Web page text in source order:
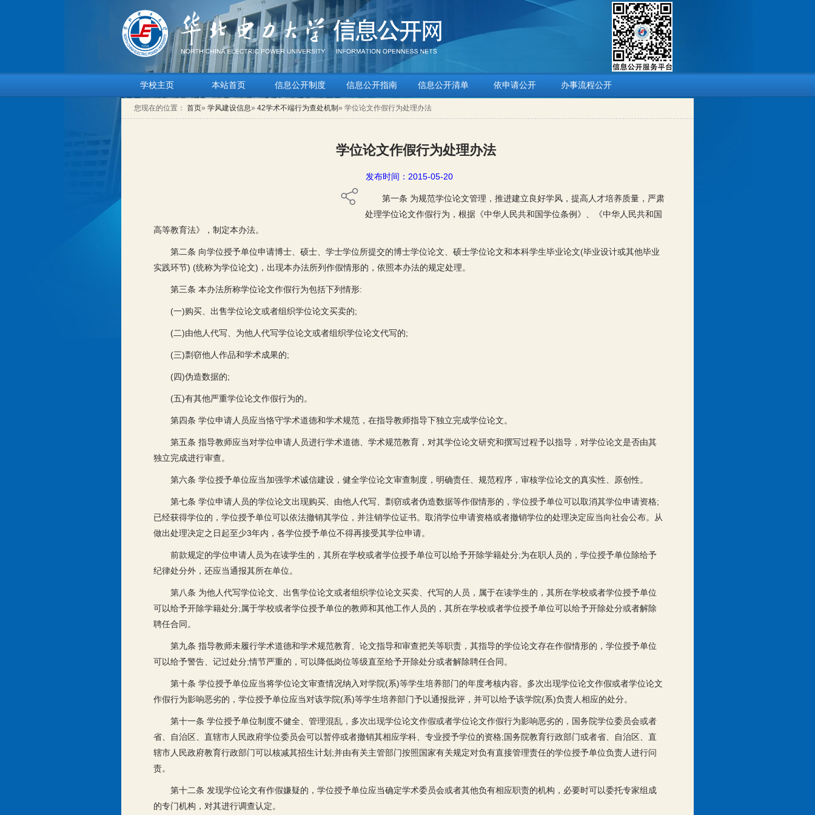
学校主页 本站首页 信息公开制度 信息公开指南 信息公开清单 依申请公开 办事流程公开
您现在的位置： 首页» 学风建设信息» 42学术不端行为查处机制 » 学位论文作假行为处理办法
学位论文作假行为处理办法
发布时间：2015-05-20
第一条 为规范学位论文管理，推进建立良好学风，提高人才培养质量，严肃
处理学位论文作假行为，根据《中华人民共和国学位条例》、《中华人民共和国
高等教育法》，制定本办法。
第二条 向学位授予单位申请博士、硕士、学士学位所提交的博士学位论文、硕士学位论文和本科学生毕业论文(毕业设计或其他毕业
实践环节) (统称为学位论文)，出现本办法所列作假情形的，依照本办法的规定处理。
第三条 本办法所称学位论文作假行为包括下列情形:
(一)购买、出售学位论文或者组织学位论文买卖的;
(二)由他人代写、为他人代写学位论文或者组织学位论文代写的;
(三)剽窃他人作品和学术成果的;
(四)伪造数据的;
(五)有其他严重学位论文作假行为的。
第四条 学位申请人员应当恪守学术道德和学术规范，在指导教师指导下独立完成学位论文。
第五条 指导教师应当对学位申请人员进行学术道德、学术规范教育，对其学位论文研究和撰写过程予以指导，对学位论文是否由其
独立完成进行审查。
第六条 学位授予单位应当加强学术诚信建设，健全学位论文审查制度，明确责任、规范程序，审核学位论文的真实性、原创性。
第七条 学位申请人员的学位论文出现购买、由他人代写、剽窃或者伪造数据等作假情形的，学位授予单位可以取消其学位申请资格;
已经获得学位的，学位授予单位可以依法撤销其学位，并注销学位证书。取消学位申请资格或者撤销学位的处理决定应当向社会公布。从
做出处理决定之日起至少3年内，各学位授予单位不得再接受其学位申请。
前款规定的学位申请人员为在读学生的，其所在学校或者学位授予单位可以给予开除学籍处分;为在职人员的，学位授予单位除给予
纪律处分外，还应当通报其所在单位。
第八条 为他人代写学位论文、出售学位论文或者组织学位论文买卖、代写的人员，属于在读学生的，其所在学校或者学位授予单位
可以给予开除学籍处分;属于学校或者学位授予单位的教师和其他工作人员的，其所在学校或者学位授予单位可以给予开除处分或者解除
聘任合同。
第九条 指导教师未履行学术道德和学术规范教育、论文指导和审查把关等职责，其指导的学位论文存在作假情形的，学位授予单位
可以给予警告、记过处分;情节严重的，可以降低岗位等级直至给予开除处分或者解除聘任合同。
第十条 学位授予单位应当将学位论文审查情况纳入对学院(系)等学生培养部门的年度考核内容。多次出现学位论文作假或者学位论文
作假行为影响恶劣的，学位授予单位应当对该学院(系)等学生培养部门予以通报批评，并可以给予该学院(系)负责人相应的处分。
第十一条 学位授予单位制度不健全、管理混乱，多次出现学位论文作假或者学位论文作假行为影响恶劣的，国务院学位委员会或者
省、自治区、直辖市人民政府学位委员会可以暂停或者撤销其相应学科、专业授予学位的资格;国务院教育行政部门或者省、自治区、直
辖市人民政府教育行政部门可以核减其招生计划;并由有关主管部门按照国家有关规定对负有直接管理责任的学位授予单位负责人进行问
责。
第十二条 发现学位论文有作假嫌疑的，学位授予单位应当确定学术委员会或者其他负有相应职责的机构，必要时可以委托专家组成
的专门机构，对其进行调查认定。